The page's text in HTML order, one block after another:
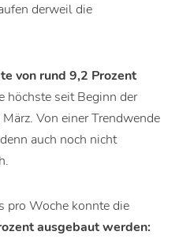
derweil die
von rund 9,2 Prozent
höchste seit Beginn der
Von einer Trendwende
auch noch nicht
pro Woche konnte die
ausgebaut werden: